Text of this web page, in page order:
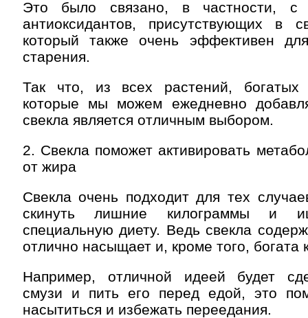
Это было связано, в частности,
антиоксидантов, присутствующих в
который также очень эффективен
старения.
Так что, из всех растений, богатых
которые мы можем ежедневно
свекла является отличным выбором.
2. Свекла поможет активировать
от жира
Свекла очень подходит для тех
скинуть лишние килограммы и
специальную диету. Ведь свекла
отлично насыщает и, кроме того, богата
Например, отличной идеей будет
смузи и пить его перед едой, это
насытиться и избежать переедания.